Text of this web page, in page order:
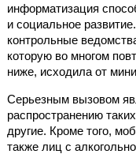
информатизация
и социальное
контрольные
которую во многом
ниже, исходила от
Серьезным вызовом
распространению
другие. Кроме того,
также лиц с